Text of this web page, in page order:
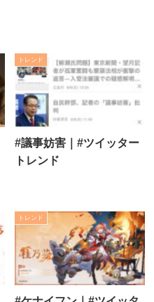
トレンド
#議事妨害｜#ツイッター
トレンド
トレンド